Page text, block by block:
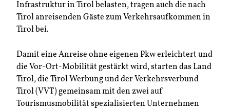
Infrastruktur in Tirol belasten, tragen auch die nach
Tirol anreisenden Gäste zum Verkehrsaufkommen in
Tirol bei.
Damit eine Anreise ohne eigenen Pkw erleichtert und
die Vor-Ort-Mobilität gestärkt wird, starten das Land
Tirol, die Tirol Werbung und der Verkehrsverbund
Tirol (VVT) gemeinsam mit den zwei auf
Tourismusmobilität spezialisierten Unternehmen